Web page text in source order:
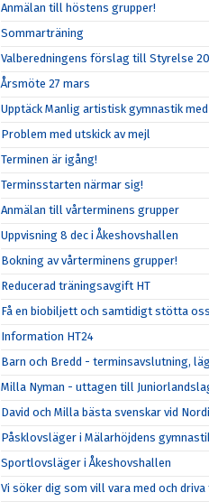
Anmälan till höstens grupper!
Sommarträning
Valberedningens förslag till Styrelse
Årsmöte 27 mars
Upptäck Manlig artistisk gymnastik
Problem med utskick av mejl
Terminen är igång!
Terminsstarten närmar sig!
Anmälan till vårterminens grupper
Uppvisning 8 dec i Åkeshovshallen
Bokning av vårterminens grupper!
Reducerad träningsavgift HT
Få en biobiljett och samtidigt stötta oss
Information HT24
Barn och Bredd - terminsavslutning,
Milla Nyman - uttagen till
David och Milla bästa svenskar vid
Påsklovsläger i Mälarhöjdens
Sportlovsläger i Åkeshovshallen
Vi söker dig som vill vara med och